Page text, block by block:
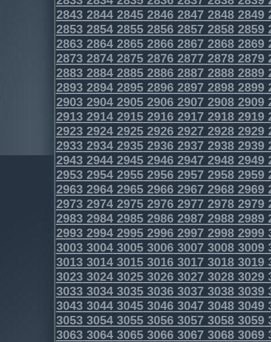
2843284428452846284728482849
2853285428552856285728582859
2863286428652866286728682869
2873287428752876287728782879
2883288428852886288728882889
2893289428952896289728982899
2903290429052906290729082909
2913291429152916291729182919
2923292429252926292729282929
2933293429352936293729382939
2943294429452946294729482949
2953295429552956295729582959
2963296429652966296729682969
2973297429752976297729782979
2983298429852986298729882989
2993299429952996299729982999
3003300430053006300730083009
3013301430153016301730183019
3023302430253026302730283029
3033303430353036303730383039
3043304430453046304730483049
3053305430553056305730583059
3063306430653066306730683069